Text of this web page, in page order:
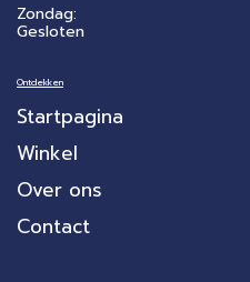
Zondag:
Gesloten
Ontdekken
Startpagina
Winkel
Over ons
Contact